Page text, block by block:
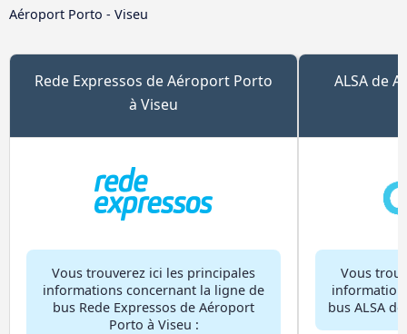
Aéroport Porto - Viseu
Rede Expressos de Aéroport Porto
à Viseu
Vous trouverez ici les principales
informations concernant la ligne de
bus Rede Expressos de Aéroport
Porto à Viseu :
ALSA de
Vous
bus ALSA